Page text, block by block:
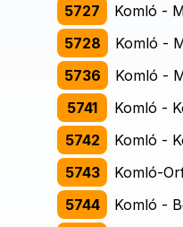
5727
Komló -
5728
Komló -
5736
Komló -
5741
Komló -
5742
Komló -
5743
Komló-
5744
Komló -